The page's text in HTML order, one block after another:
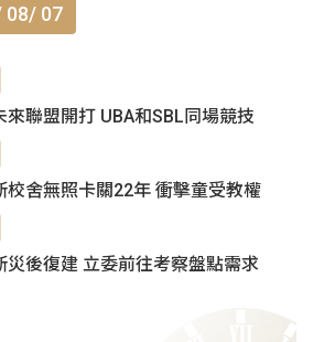
08/ 07
來聯盟開打 UBA和SBL同場競技
校舍無照卡關22年 衝擊童受教權
災後復建 立委前往考察盤點需求